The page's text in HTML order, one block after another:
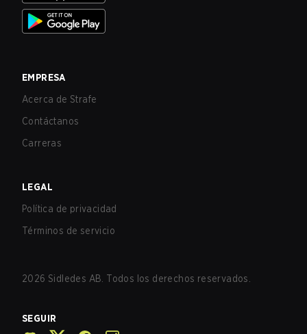
EMPRESA
Acerca de Strafe
Contáctanos
Carreras
LEGAL
Política de privacidad
Términos de servicio
2026 Sidledes AB. Todos los derechos reservados.
SEGUIR